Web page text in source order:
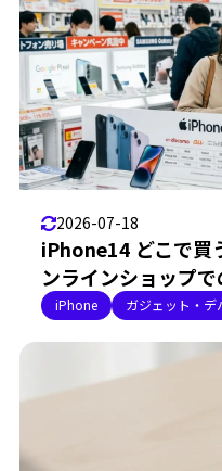
2026-07-18
iPhone14 どこで買
ンラインショップ
iPhone ガジェット・デ